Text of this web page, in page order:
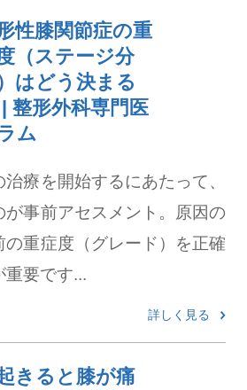
性膝関節症の重
（ステージ分
はどう決まる
整形外科専門医
ム
療を開始するにあたって、
が事前アセスメント。原因の
の重症度（グレード）を正確
重要です...
詳しく見る
きると膝が痛